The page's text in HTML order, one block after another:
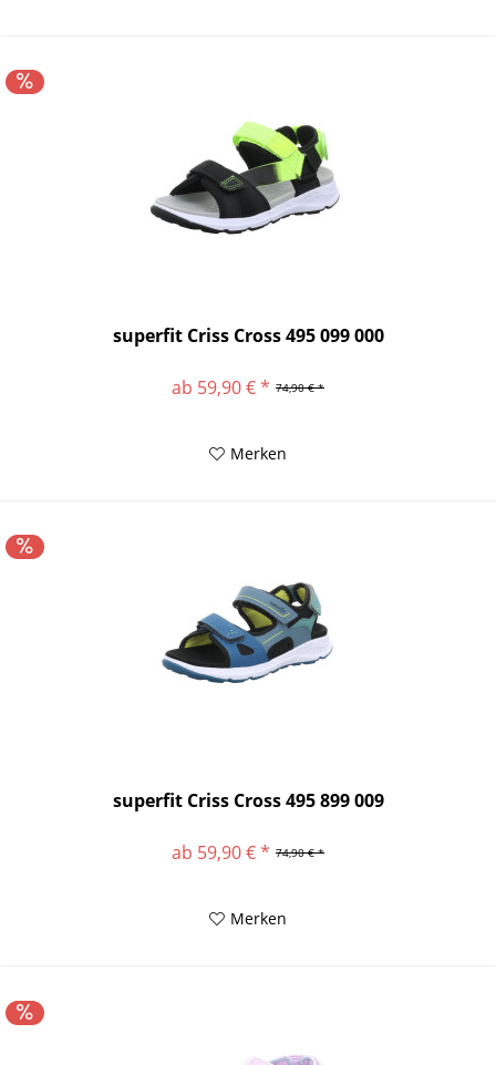
superfit Criss Cross 495 099 000
74,90 € *
ab 59,90 € *
Merken
superfit Criss Cross 495 899 009
74,90 € *
ab 59,90 € *
Merken